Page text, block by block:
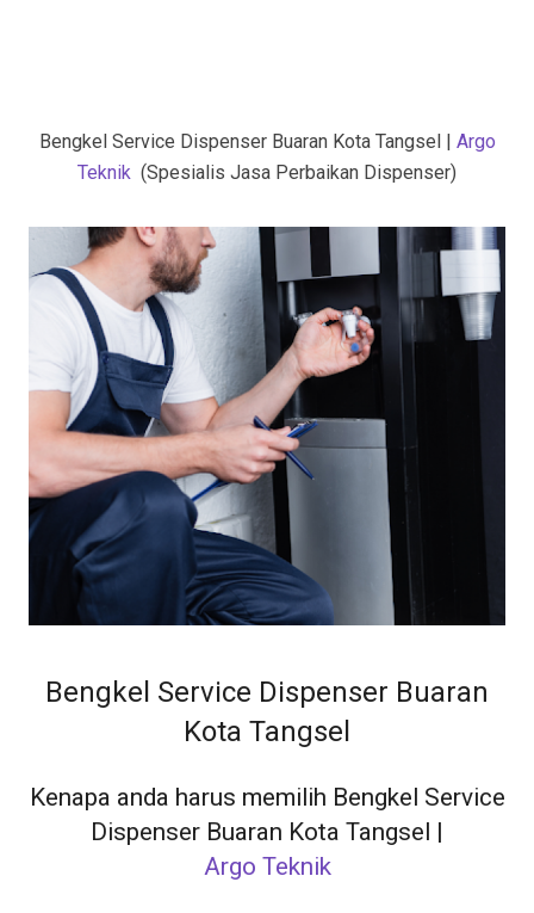
Bengkel Service Dispenser Buaran Kota Tangsel | Argo
Teknik (Spesialis Jasa Perbaikan Dispenser)
Bengkel Service Dispenser Buaran
Kota Tangsel
Kenapa anda harus memilih Bengkel Service
Dispenser Buaran Kota Tangsel |
Argo Teknik